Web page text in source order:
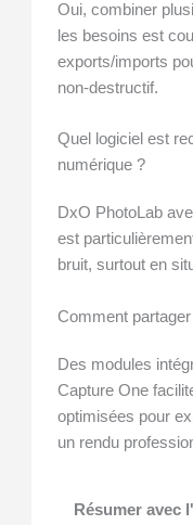
Oui, combiner
les besoins est
exports/imports
non-destructif.
Quel logiciel est
numérique ?
DxO PhotoLab
est
bruit, surtout en
Comment
Des modules
Capture One
optimisées pour
un rendu
Résumer avec